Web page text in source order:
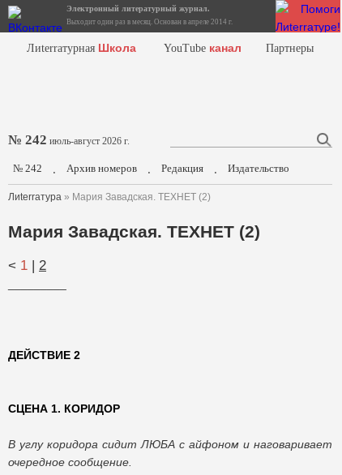
Электронный литературный журнал.
Выходит один раз в месяц. Основан в апреле 2014 г.
Лиterraтурная Школа YouTube канал Партнеры
№ 242 июль-август 2026 г.
№ 242 . Архив номеров . Редакция . Издательство
Лиterraтура » Мария Завадская. ТЕХНЕТ (2)
Мария Завадская. ТЕХНЕТ (2)
< 1 | 2
ДЕЙСТВИЕ 2
СЦЕНА 1. КОРИДОР
В углу коридора сидит ЛЮБА с айфоном и наговаривает
очередное сообщение.